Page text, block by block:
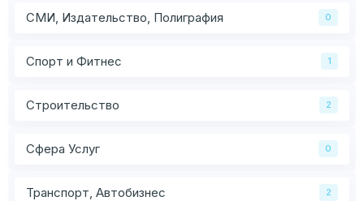
СМИ, Издательство, Полиграфия 0
Спорт и Фитнес 1
Строительство 2
Сфера Услуг 0
Транспорт, Автобизнес 2